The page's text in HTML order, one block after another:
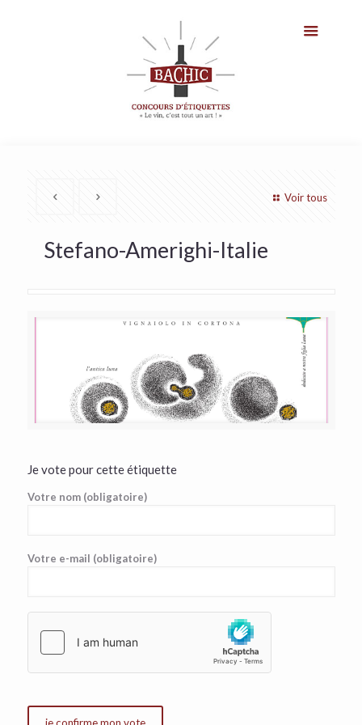
Voir tous
Stefano-Amerighi-Italie
Je vote pour cette étiquette
Votre nom (obligatoire)
Votre e-mail (obligatoire)